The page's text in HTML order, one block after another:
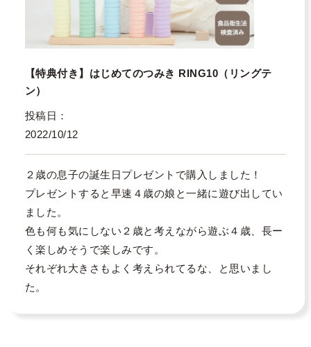
【特典付き】はじめてのつみき RING10（リングテ
ン）
投稿日
2022/10/12
２歳の息子の誕生日プレゼントで購入しました！
プレゼントすると早速４歳の娘と一緒に遊び出してい
ました。
色も何も気にしない２歳と考えながら遊ぶ４歳、長ー
く楽しめそうで楽しみです。
それぞれ大きさもよく考えられてるな、と思いまし
た。